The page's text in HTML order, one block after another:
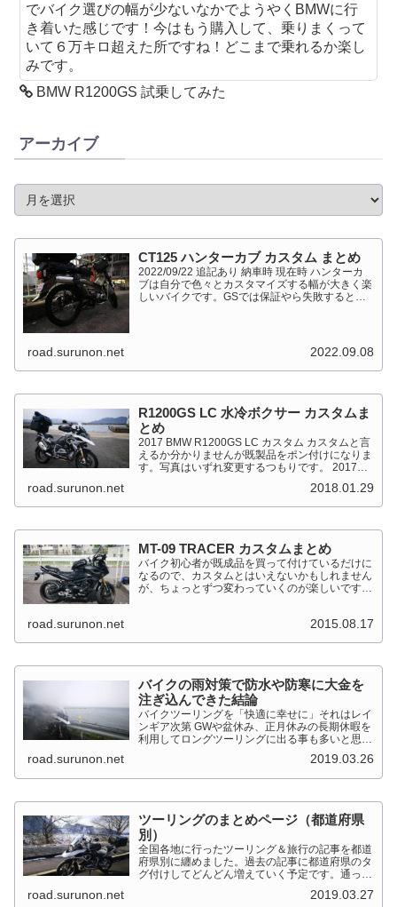
でバイク選びの幅が少ないなかでようやくBMWに行
き着いた感じです！今はもう購入して、乗りまくって
いて６万キロ超えた所ですね！どこまで乗れるか楽し
みです。
BMW R1200GS 試乗してみた
アーカイブ
CT125 ハンターカブ カスタム まとめ
2022/09/22 追記あり 納車時 現在時 ハンターカ
ブは自分で色々とカスタマイズする幅が大きく楽
しいバイクです。GSでは保証やら失敗すると高
road.surunon.net 2022.09.08
R1200GS LC 水冷ボクサー カスタムま
とめ
2017 BMW R1200GS LC カスタム カスタムと言
えるか分かりませんが既製品をポン付けになりま
す。写真はいずれ変更するつもりです。 2017
road.surunon.net 2018.01.29
MT-09 TRACER カスタムまとめ
バイク初心者が既成品を買って付けているだけに
なるので、カスタムとはいえないかもしれません
が、ちょっとずつ変わっていくのが楽しいです。
road.surunon.net 2015.08.17
バイクの雨対策で防水や防寒に大金を
注ぎ込んできた結論
バイクツーリングを「快適に幸せに」それはレイ
ンギア次第 GWや盆休み、正月休みの長期休暇を
利用してロングツーリングに出る事も多いと思い
り雨ならまだしも1日２日ずっと降り続ける雨が
あります。「そんな...
road.surunon.net 2019.03.26
ツーリングのまとめページ（都道府県
別）
全国各地に行ったツーリング＆旅行の記事を都道
府県別に纏めました。過去の記事に都道府県のタ
グ付けしてどんどん増えていく予定です。通った
した。 分類ってなかなか難しいですね、能登半
road.surunon.net 2019.03.27